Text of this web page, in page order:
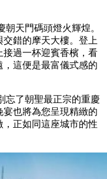
天門碼頭燈火輝煌。
錯的摩天大樓。登上
接過一杯迎賓香檳，看
這便是最富儀式感的
忘了朝聖最正宗的重慶
也將為您呈現精緻的
正如同這座城市的性